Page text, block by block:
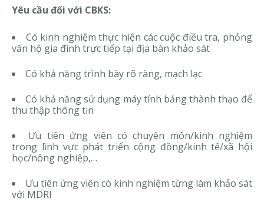
Yêu cầu đối với CBKS:
Có kinh nghiệm thực hiện các cuộc điều tra, phỏng
vấn hộ gia đình trực tiếp tại địa bàn khảo sát
Có khả năng trình bày rõ ràng, mạch lạc
Có khả năng sử dụng máy tính bảng thành thạo để
thu thập thông tin
Ưu tiên ứng viên có chuyên môn/kinh nghiệm
trong lĩnh vực phát triển cộng đồng/kinh tế/xã hội
học/nông nghiệp,…
Ưu tiên ứng viên có kinh nghiệm từng làm khảo sát
với MDRI